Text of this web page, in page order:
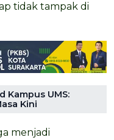
tidak tampak di
Kampus UMS:
Kini
menjadi